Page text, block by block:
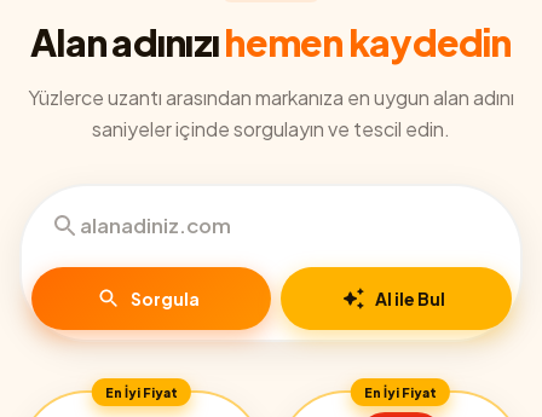
Alan adınızıhemen kaydedin
Yüzlerce uzantı arasından markanıza en uygun alan adını
saniyeler içinde sorgulayın ve tescil edin.
Sorgula AI ile Bul
En İyi Fiyat En İyi Fiyat